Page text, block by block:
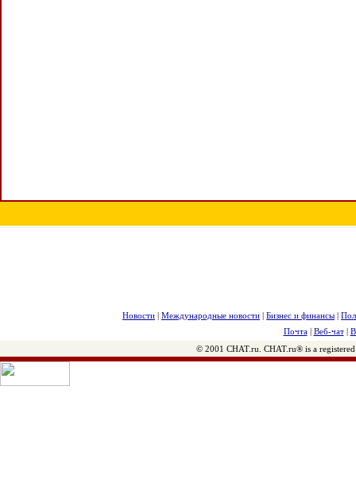
Новости | Международные новости | Бизнес и финансы |
Почта| Веб-чат|
© 2001 CHAT.ru. CHAT.ru® is a